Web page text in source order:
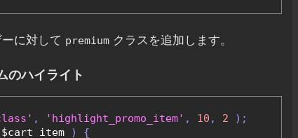
に対して premium クラスを追加します。
のハイライト
, 'highlight_promo_item' , 10 , 2
);
$cart_item )
{